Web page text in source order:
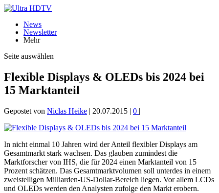
News
Newsletter
Mehr
Seite auswählen
Flexible Displays & OLEDs bis 2024 bei
15 Marktanteil
Gepostet von Niclas Heike | 20.07.2015 | 0 |
In nicht einmal 10 Jahren wird der Anteil flexibler Displays am
Gesamtmarkt stark wachsen. Das glauben zumindest die
Marktforscher von IHS, die für 2024 einen Marktanteil von 15
Prozent schätzen. Das Gesamtmarktvolumen soll unterdes in einem
zweistelligen Milliarden-US-Dollar-Bereich liegen. Vor allem LCDs
und OLEDs werden den Analysten zufolge den Markt erobern.